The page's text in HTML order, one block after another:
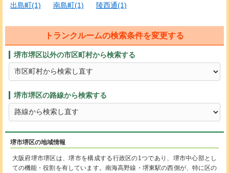
出島町(1) 南島町(1) 陵西通(1)
トランクルームの検索条件を変更する
堺市堺区以外の市区町村から検索する
堺市堺区の路線から検索する
堺市堺区の地域情報
大阪府堺市堺区は、堺市を構成する行政区の1つであり、堺市中心部とし
ての機能・役割を有しています。南海高野線・堺東駅の西側が、特に区の